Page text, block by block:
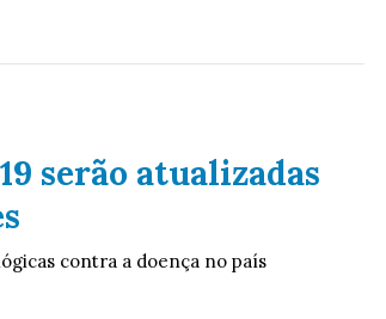
serão atualizadas
contra a doença no país